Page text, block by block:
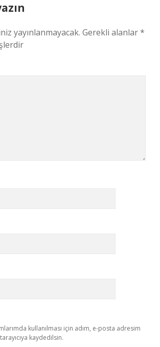
yayınlanmayacak. Gerekli alanlar*
kullanılması için adım, e-posta adresim
kaydedilsin.